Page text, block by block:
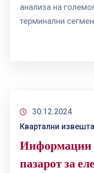
ПАЗАР
ГРИЖА
анализа на
терминални
30.12.2024
Квартални
Информации
пазарот за